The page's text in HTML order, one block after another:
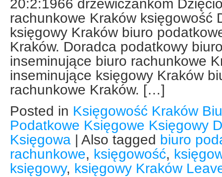
20:2:1966 drzewiczankom
rachunkowe Kraków księgowość
księgowy Kraków biuro
Kraków. Doradca podatkowy
inseminujące biuro rachunkowe
inseminujące księgowy Kraków
rachunkowe Kraków. […]
Posted in Księgowość Kraków
Podatkowe Księgowe Księgowy
Księgowa | Also tagged biuro
rachunkowe, księgowość,
księgowy, księgowy Kraków